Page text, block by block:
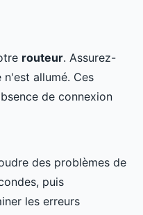
routeur. Assurez-
allumé. Ces
de connexion
des problèmes de
puis
les erreurs